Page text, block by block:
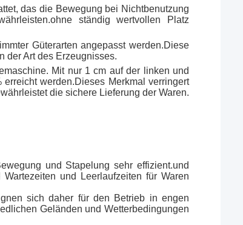
das die Bewegung bei Nichtbenutzung
ständig wertvollen Platz
Güterarten angepasst werden.Diese
der Art des Erzeugnisses.
Mit nur 1 cm auf der linken und
werden.Dieses Merkmal verringert
die sichere Lieferung der Waren.
und Stapelung sehr effizient.und
und Leerlaufzeiten für Waren
sich daher für den Betrieb in engen
Geländen und Wetterbedingungen